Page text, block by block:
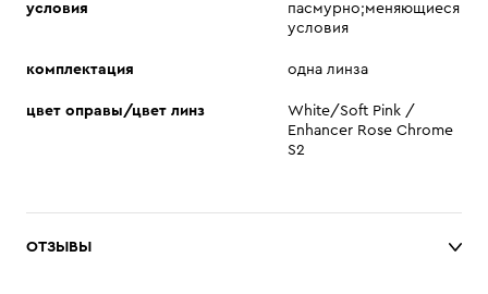
условия
пасмурно;меняющиеся
условия
комплектация одна линза
цвет оправы/цвет линз
White/Soft Pink /
Enhancer Rose Chrome
S2
ОТЗЫВЫ